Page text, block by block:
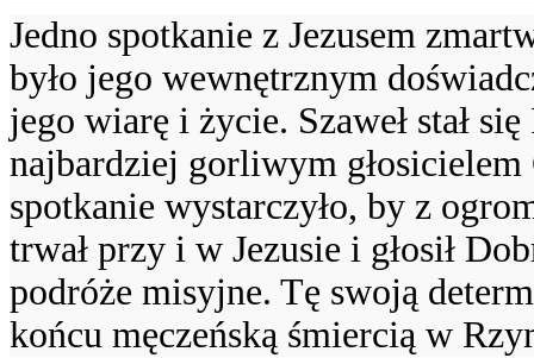
Jedno spotkanie z Jezusem
było jego wewnętrznym
jego wiarę i życie. Szaweł stał
najbardziej gorliwym głosicielem
spotkanie wystarczyło, by z
trwał przy i w Jezusie i głosił
podróże misyjne. Tę swoją
końcu męczeńską śmiercią w